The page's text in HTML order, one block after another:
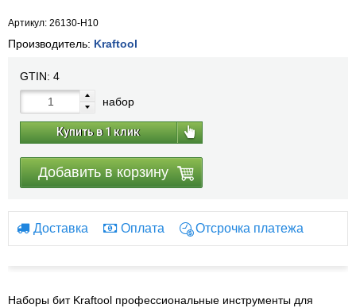
Артикул: 26130-H10
Производитель: Kraftool
GTIN: 4
набор
Купить в 1 клик
Добавить в корзину
Доставка Оплата Отсрочка платежа
Наборы бит Kraftool профессиональные инструменты для